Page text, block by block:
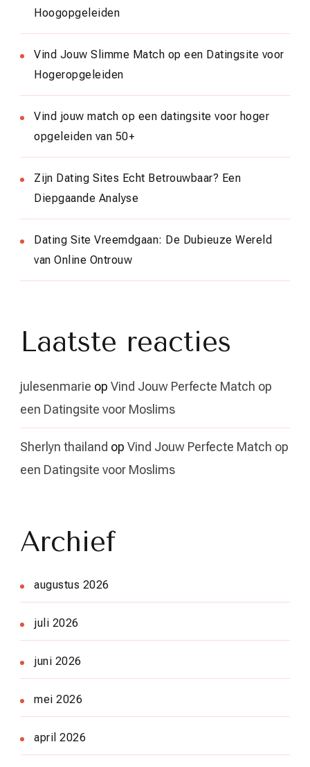
Hoogopgeleiden
Vind Jouw Slimme Match op een Datingsite voor
Hogeropgeleiden
Vind jouw match op een datingsite voor hoger
opgeleiden van 50+
Zijn Dating Sites Echt Betrouwbaar? Een
Diepgaande Analyse
Dating Site Vreemdgaan: De Dubieuze Wereld
van Online Ontrouw
Laatste reacties
julesenmarie op Vind Jouw Perfecte Match op
een Datingsite voor Moslims
Sherlyn thailand op Vind Jouw Perfecte Match op
een Datingsite voor Moslims
Archief
augustus 2026
juli 2026
juni 2026
mei 2026
april 2026